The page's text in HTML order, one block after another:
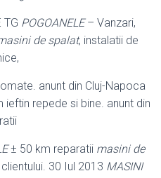
TG POGOANELE– Vanzari,
de spalat, instalatii de
anunt din Cluj-Napoca
repede si bine. anunt din
± 50 km reparatii masini de
30 Iul 2013 MASINI